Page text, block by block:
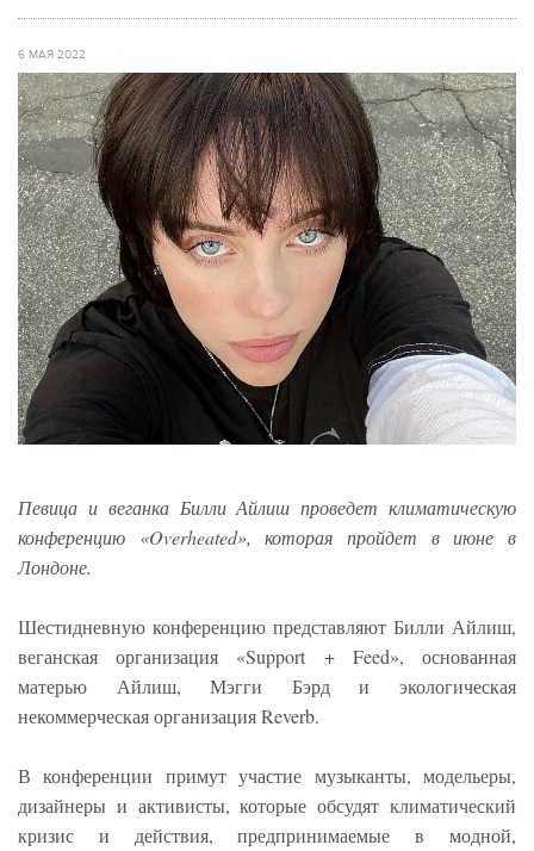
6 МАЯ 2022
Певица и веганка Билли Айлиш проведет климатическую
конференцию «Overheated», которая пройдет в июне в
Лондоне.
Шестидневную конференцию представляют Билли Айлиш,
веганская организация «Support + Feed», основанная
матерью Айлиш, Мэгги Бэрд и экологическая
некоммерческая организация Reverb.
В конференции примут участие музыканты, модельеры,
дизайнеры и активисты, которые обсудят климатический
кризис и действия, предпринимаемые в модной,